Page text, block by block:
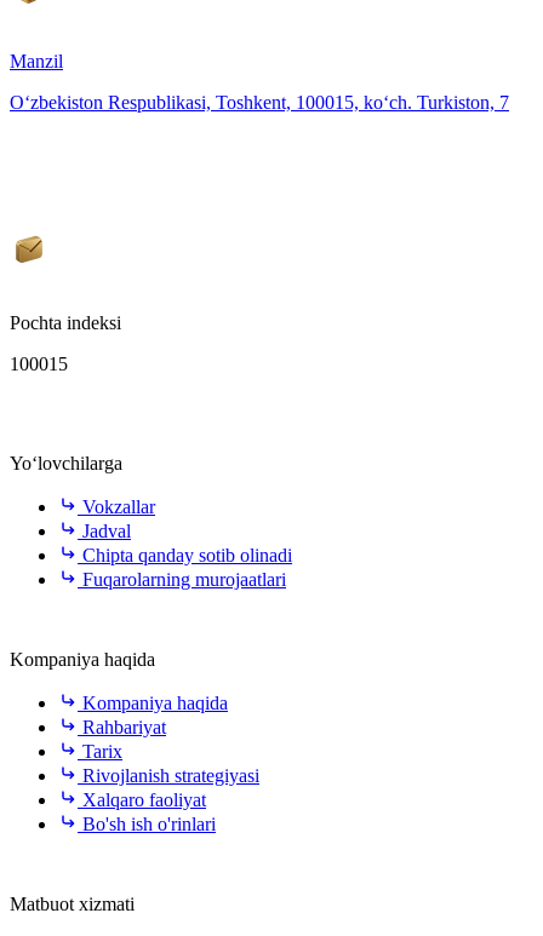
Manzil
O‘zbekiston Respublikasi, Toshkent, 100015, ko‘ch. Turkiston, 7
Pochta indeksi
100015
Yo‘lovchilarga
Vokzallar
Jadval
Chipta qanday sotib olinadi
Fuqarolarning murojaatlari
Kompaniya haqida
Kompaniya haqida
Rahbariyat
Tarix
Rivojlanish strategiyasi
Xalqaro faoliyat
Bo'sh ish o'rinlari
Matbuot xizmati